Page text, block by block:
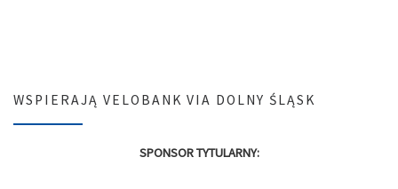
WSPIERAJĄ VELOBANK VIA DOLNY ŚLĄSK
SPONSOR TYTULARNY: